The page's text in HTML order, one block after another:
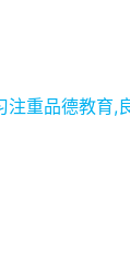
重品德教育,